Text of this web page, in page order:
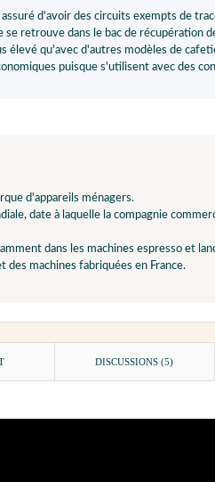
d'avoir des circuits exempts de
retrouve dans le bac de récupération
élevé qu'avec d'autres modèles de
puisque s'utilisent avec des
d'appareils ménagers.
date à laquelle la compagnie
dans les machines espresso et
machines fabriquées en France.
DISCUSSIONS (5)